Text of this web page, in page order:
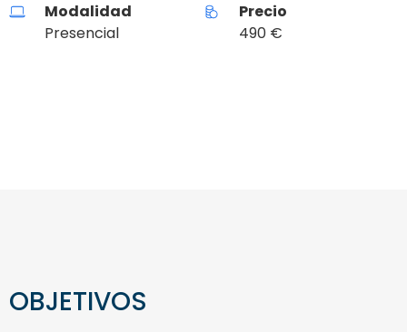
Modalidad
Presencial
Precio
490 €
OBJETIVOS